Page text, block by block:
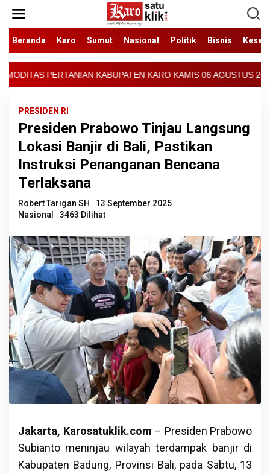
konten
Beranda
Karo Sumut Nasional Politik Bisnis
KARO KAMIS 06 AGUSTUS 2026 - ARCIS
PRESIDEN RI
Presiden Prabowo Tinjau Langsung
Lokasi Banjir di Bali, Pastikan
Instruksi Penanganan Bencana
Terlaksana
Robert Tarigan SH
13 September 2025
Nasional
3463 Dilihat
Jakarta, Karosatuklik.com – Presiden Prabowo
Subianto meninjau wilayah terdampak banjir di
Kabupaten Badung, Provinsi Bali, pada Sabtu, 13